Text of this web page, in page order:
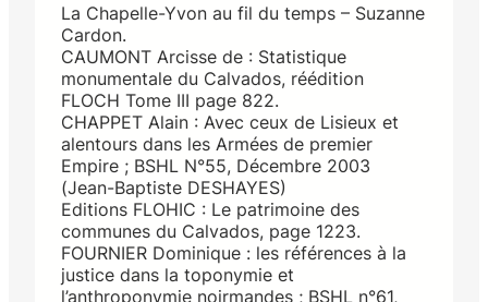
La Chapelle-Yvon au fil du temps – Suzanne
Cardon.
CAUMONT Arcisse de : Statistique
monumentale du Calvados, réédition
FLOCH Tome III page 822.
CHAPPET Alain : Avec ceux de Lisieux et
alentours dans les Armées de premier
Empire ; BSHL N°55, Décembre 2003
(Jean-Baptiste DESHAYES)
Editions FLOHIC : Le patrimoine des
communes du Calvados, page 1223.
FOURNIER Dominique : les références à la
justice dans la toponymie et
l’anthroponymie noirmandes ; BSHL n°61,